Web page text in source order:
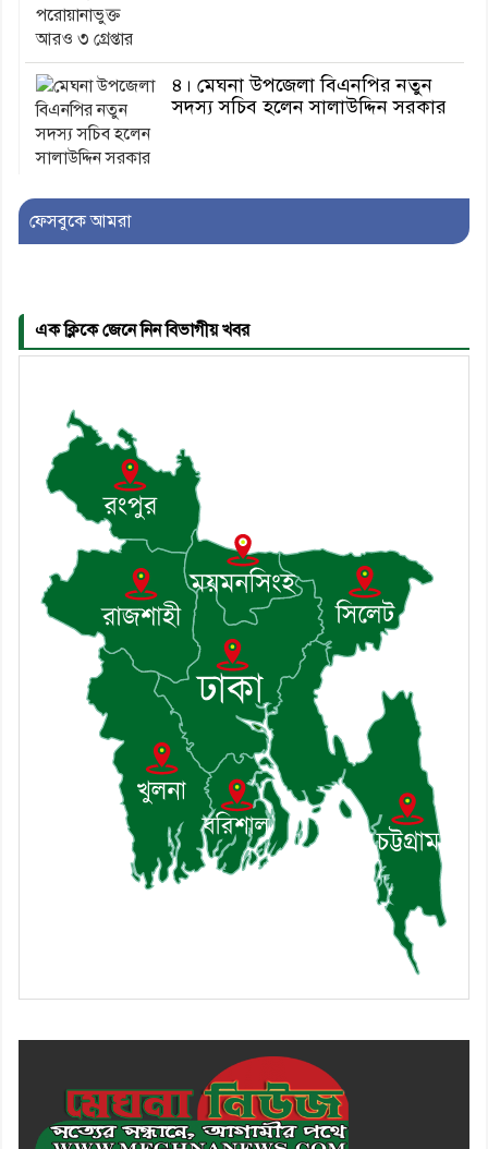
৪। মেঘনা উপজেলা বিএনপির নতুন
সদস্য সচিব হলেন সালাউদ্দিন সরকার
৫। জেলা পুলিশ সুপার থেকে সম্মাননা
এএসআই সজল
৭। দাউদকান্দিতে মুচি সম্প্রদায়ের
খোঁজখবর নিলেন ড. খন্দকার মারুফ
হোসেন
৮। মেঘনায় আইন-শৃঙ্খলা কমিটির
মাসিক সভা অনুষ্ঠিত
৯। জাতীয় নেতা ড. খন্দকার
মোশাররফ হোসেনের মূল্যায়ন কোথায়
এবং একটি বিশ্লেষণ
১০। দাউদকান্দিতে ইউপি সদস্যকে
মারধরের চেষ্টা ও প্রাণনাশের হুমকির
অভিযোগ
ফেসবুকে আমরা
এক ক্লিকে জেনে নিন বিভাগীয় খবর